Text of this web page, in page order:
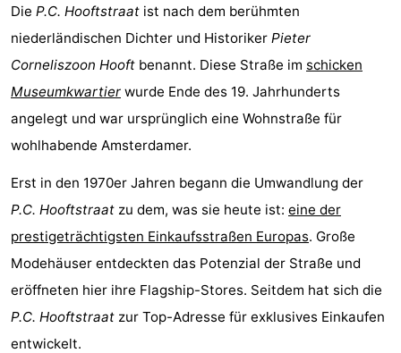
Die P.C. Hooftstraat ist nach dem berühmten
niederländischen Dichter und Historiker Pieter
Corneliszoon Hooft benannt. Diese Straße im schicken
Museumkwartier wurde Ende des 19. Jahrhunderts
angelegt und war ursprünglich eine Wohnstraße für
wohlhabende Amsterdamer.
Erst in den 1970er Jahren begann die Umwandlung der
P.C. Hooftstraat zu dem, was sie heute ist: eine der
prestigeträchtigsten Einkaufsstraßen Europas. Große
Modehäuser entdeckten das Potenzial der Straße und
eröffneten hier ihre Flagship-Stores. Seitdem hat sich die
P.C. Hooftstraat zur Top-Adresse für exklusives Einkaufen
entwickelt.